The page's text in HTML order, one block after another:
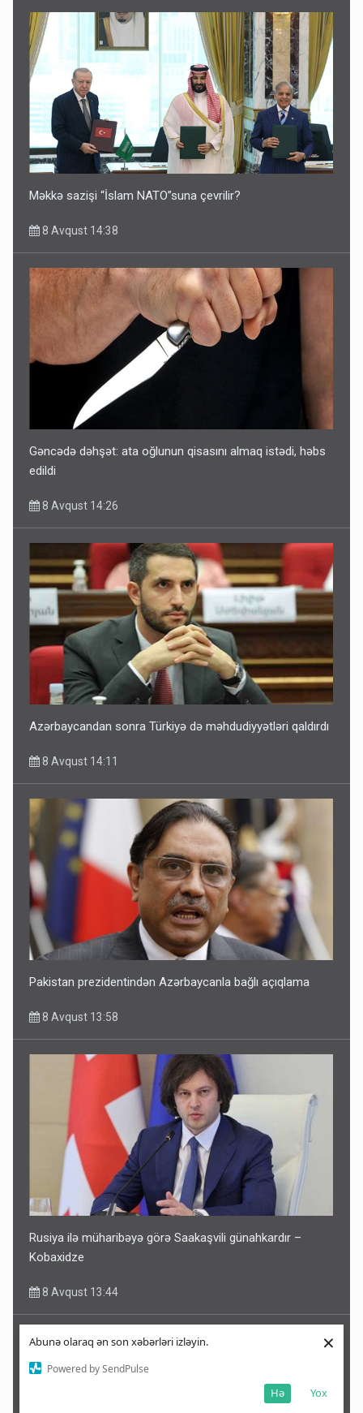
Abunə olaraq ən son xəbərləri izləyin.
Powered by SendPulse
Yox
Hə
×
Məkkə sazişi “İslam NATO”suna çevrilir?
8 Avqust 14:38
Gəncədə dəhşət: ata oğlunun qisasını almaq istədi, həbs
edildi
8 Avqust 14:26
Azərbaycandan sonra Türkiyə də məhdudiyyətləri qaldırdı
8 Avqust 14:11
Pakistan prezidentindən Azərbaycanla bağlı açıqlama
8 Avqust 13:58
Rusiya ilə müharibəyə görə Saakaşvili günahkardır –
Kobaxidze
8 Avqust 13:44